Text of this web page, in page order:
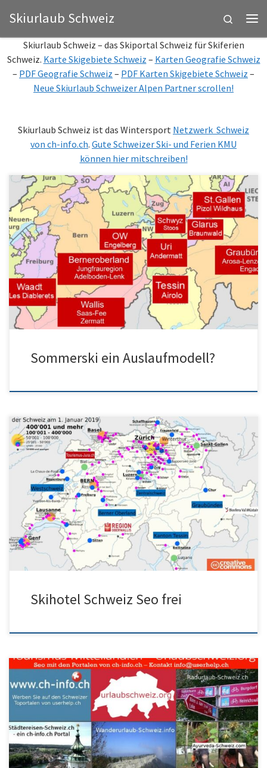
Zum Inhalt springen
Skiurlaub Schweiz
Search
Skiurlaub Schweiz – das Skiportal Schweiz für Skiferien
Schweiz. Karte Skigebiete Schweiz – Karten Geografie Schweiz
– PDF Geografie Schweiz – PDF Karten Skigebiete Schweiz –
Neue Skiurlaub Schweizer Alpen Partner scrollen!
Skiurlaub Schweiz ist das Wintersport Netzwerk Schweiz
von ch-info.ch. Gute Schweizer Ski- und Ferien KMU
können hier mitschreiben!
Zermatt musste im August 26 schliessen. Saas Fee noch offen? Wie
lange noch? https://www.srf.ch/audio/regionaljournal-bern-
freiburg-wallis/saas-fee-noch-kann-man-ski-fahren-aber-wie-
lange?id=AUDI20260804_NR_0011
www.facebook.com/share/p/1LfhKpuqqj
Sommerski ein Auslaufmodell?
Nur ein Skihotel Schweiz bekommt unsere Seo Skihotel Schweiz
GR – Skihotel Schweiz VS – Skihotel Schweiz BE Siehe exklusiv […]
Skihotel Schweiz Seo frei
Die Titelseite von Skiurlaub in der Schweiz steht neu auch
ausländischen Skiurlaub Schweiz Anbietern zur Verfügung, um
Werbung zu schalten […]